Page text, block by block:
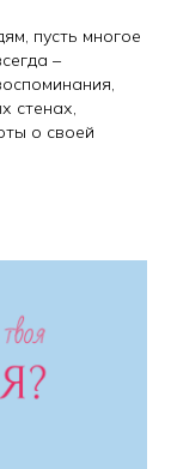
пусть многое
–
стенах,
о своей